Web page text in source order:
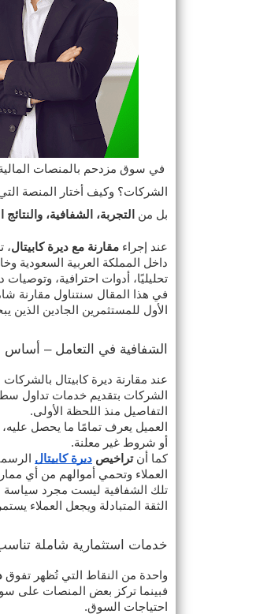
في سوق مزدحم بالمنصات
الشركات؟ وكيف أختار المنصة
بل من
التجربة، الشفافية، والنتائج
عند إجراء مقارنة مع ديرة كابيتال،
داخل المملكة العربية
تحليليًا، أدوات احترافية،
في هذا المقال سنتناول مقارنة
الأول للمستثمرين الجادين الذين
الشفافية في التعامل – أساس
عند مقارنة ديرة كابيتال
الشركات بتقديم خدمات تداول
التفاصيل منذ اللحظة الأولى.
العميل يعرف تمامًا ما يحصل
أو شروط غير معلنة.
كما أنتراخيص ديرة كابيتال
العملاء وتحمي أموالهم من أي
تلك الشفافية ليست مجرد سياسة
الثقة المتبادلة ويجعل العملاء
خدمات استثمارية شاملة
واحدة من النقاط التي تُظهر تفوق
فبينما تركز بعض المنصات على
احتياجات السوق.